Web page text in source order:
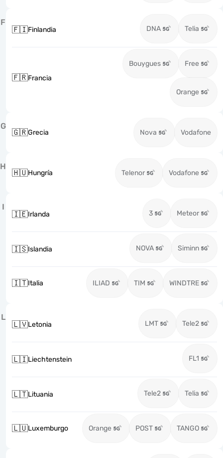
F
🇫🇮Finlandia DNA Telia
🇫🇷Francia
Bouygues Free
Orange
G
🇬🇷Grecia Nova Vodafone
H
🇭🇺Hungría Telenor Vodafone
I
🇮🇪Irlanda 3 Meteor
🇮🇸Islandia NOVA Siminn
🇮🇹Italia ILIAD TIM WINDTRE
L
🇱🇻Letonia LMT Tele2
🇱🇮Liechtenstein FL1
🇱🇹Lituania Tele2 Telia
🇱🇺Luxemburgo Orange POST TANGO